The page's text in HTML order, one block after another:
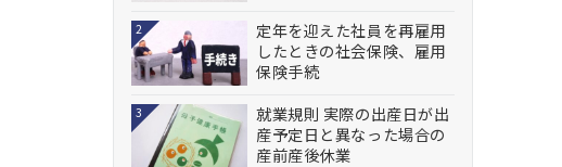
2
定年を迎えた社員を再雇用
したときの社会保険、雇用
保険手続
3
就業規則 実際の出産日が出
産予定日と異なった場合の
産前産後休業